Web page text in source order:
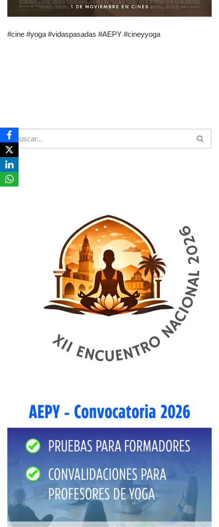
#cine #yoga #vidaspasadas #AEPY #cineyyoga